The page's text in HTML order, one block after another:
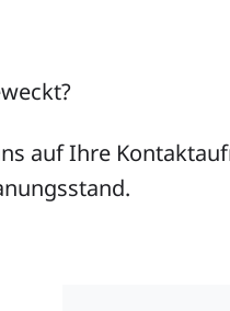
auf Ihre